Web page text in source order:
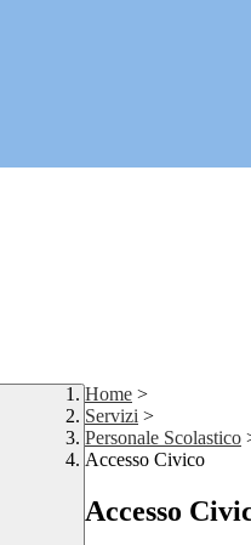
Home >
Servizi >
Personale Scolastico
Accesso Civico
Accesso